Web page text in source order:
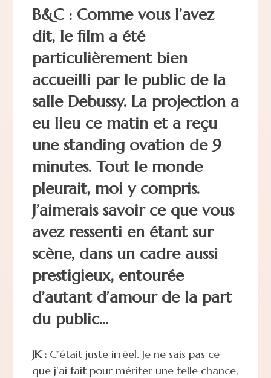
B&C : Comme vous l’avez
dit, le film a été
particulièrement bien
accueilli par le public de la
salle Debussy. La projection a
eu lieu ce matin et a reçu
une standing ovation de 9
minutes. Tout le monde
pleurait, moi y compris.
J’aimerais savoir ce que vous
avez ressenti en étant sur
scène, dans un cadre aussi
prestigieux, entourée
d’autant d’amour de la part
du public...
JK :C’était juste irréel. Je ne sais pas ce
que j’ai fait pour mériter une telle chance,